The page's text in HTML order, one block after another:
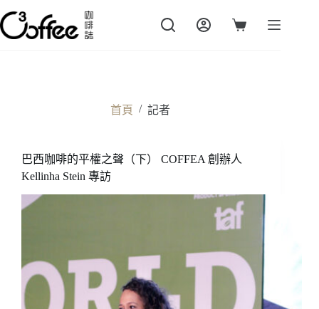
跳
至
主
購
首頁 / 記者
巴西咖啡的平權之聲（下） COFFEA 創辦人
Kellinha Stein 專訪